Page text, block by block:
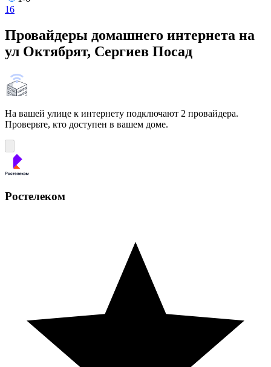
16
Провайдеры домашнего интернета на
ул Октябрят, Сергиев Посад
На вашей улице к интернету подключают 2 провайдера.
Проверьте, кто доступен в вашем доме.
Ростелеком